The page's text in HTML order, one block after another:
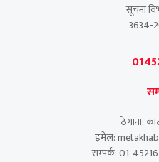
सूचना
3634-
ठेगाना:
इमेल:
सम्पर्क: 01-